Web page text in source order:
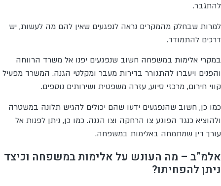
להתגבר.
למרות שבחלק מהמקרים נראה לנפגעים שאין להם מה לעשות, יש
דרכים להתמודד.
במקרי אלימות במשפחה חשוב שנפגעים יפנו אל משרד הרווחה
והפנים ויעברו להתגורר בדירות מעבר ומקלטי הגנה. המשרד מפעיל
קווי חירום, מרכזי סיוע, עזרה משפטית ושירותים נוספים.
כמו כן, חשוב שהנפגעים ידעו שהם יכולים להגיש תלונה במשטרה
ולהוציא כנגד הפוגע צו הרחקה וצו הגנה. כמו כן, ניתן לפנות אל
עורך דין שמתמחה באלימות במשפחה.
אלמ”ב – מה העונש על אלימות במשפחה וכיצד
ניתן להפחיתו?